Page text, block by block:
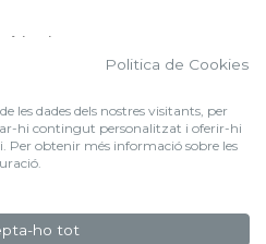
legal
Politica de Cookies
les dades dels nostres visitants, per
hi contingut personalitzat i oferir-hi
Per obtenir més informació sobre les
ho tot